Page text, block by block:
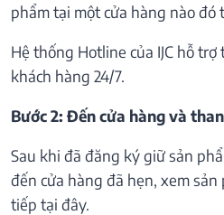
phẩm tại một cửa hàng nào đó
Hệ thống Hotline của IJC hỗ
khách hàng 24/7.
Bước 2: Đến cửa hàng và
Sau khi đã đăng ký giữ sản
đến cửa hàng đã hẹn, xem
tiếp tại đây.